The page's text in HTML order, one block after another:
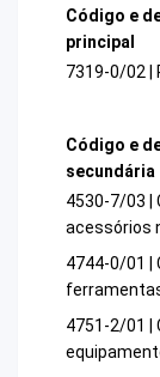
Código e
principal
7319-0/02 |
Código e
secundária
4530-7/03 |
acessórios
4744-0/01 |
4751-2/01 |